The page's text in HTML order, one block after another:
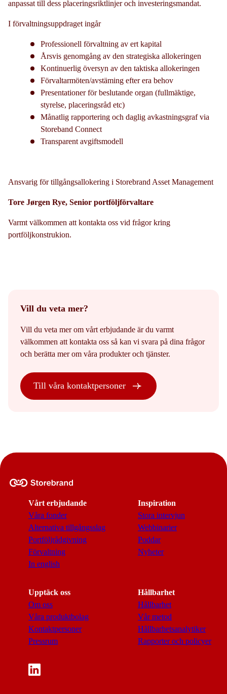
anpassat till dess placeringsriktlinjer och investeringsmandat.
I förvaltningsuppdraget ingår
Professionell förvaltning av ert kapital
Årsvis genomgång av den strategiska allokeringen
Kontinuerlig översyn av den taktiska allokeringen
Förvaltarmöten/avstäming efter era behov
Presentationer för beslutande organ (fullmäktige,
styrelse, placeringsråd etc)
Månatlig rapportering och daglig avkastningsgraf via
Storeband Connect
Transparent avgiftsmodell
Ansvarig för tillgångsallokering i Storebrand Asset Management
Tore Jørgen Rye, Senior portföljförvaltare
Varmt välkommen att kontakta oss vid frågor kring
portföljkonstrukion.
Vill du veta mer?
Vill du veta mer om vårt erbjudande är du varmt
välkommen att kontakta oss så kan vi svara på dina frågor
och berätta mer om våra produkter och tjänster.
Till våra kontaktpersoner
Vårt erbjudande
Våra fonder
Alternativa tillgångsslag
Portföljrådgivning
Förvaltning
In english
Inspiration
Stora intervjun
Webbinarier
Poddar
Nyheter
Upptäck oss
Om oss
Våra produktbolag
Kontaktpersoner
Pressrum
Hållbarhet
Hållbarhet
Vår metod
Hållbarhetsanalytiker
Rapporter och policyer